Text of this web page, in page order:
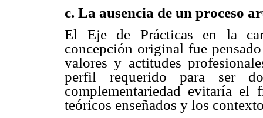
c. La ausencia de un proceso
El Eje de Prácticas en la
concepción original fue
valores y actitudes
perfil requerido para ser
complementariedad evitaría el
teóricos enseñados y los